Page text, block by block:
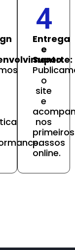
4
Entrega
e
Suporte:
o
site
e
nos
primeiros
passos
online.